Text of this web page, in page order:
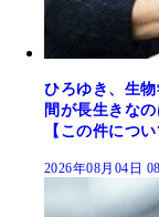
ひろゆき、生
間が長生きな
【この件につい
2026年08月04日